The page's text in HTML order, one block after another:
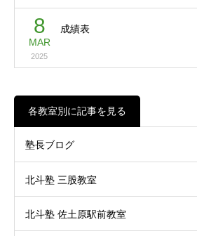
8
MAR
2025
成績表
各教室別に記事を見る
塾長ブログ
北斗塾 三股教室
北斗塾 佐土原駅前教室